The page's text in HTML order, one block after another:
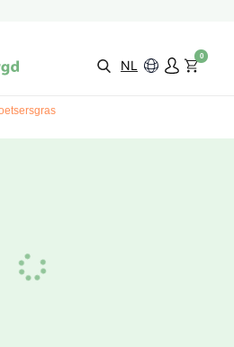
bezorgmoment & locatie NL
0